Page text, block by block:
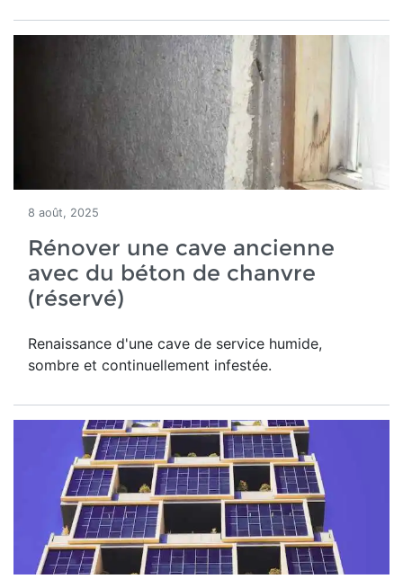
8 août, 2025
Rénover une cave ancienne
avec du béton de chanvre
(réservé)
Renaissance d'une cave de service humide,
sombre et continuellement infestée.